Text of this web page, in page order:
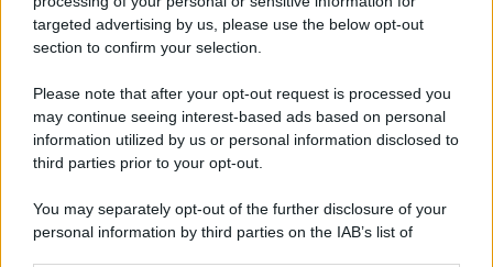
targeted advertising by us, please use the below opt-out
section to confirm your selection.
Please note that after your opt-out request is processed you
may continue seeing interest-based ads based on personal
information utilized by us or personal information disclosed to
third parties prior to your opt-out.
You may separately opt-out of the further disclosure of your
personal information by third parties on the IAB’s list of
Ricevi LE FRASI PIÙ BELLE via e-mail
E-mail